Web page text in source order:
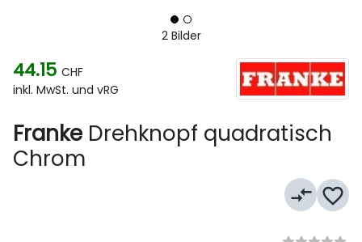
2 Bilder
44.15 CHF
inkl. MwSt. und vRG
Franke Drehknopf quadratisch
Chrom
compare_arrows favorite_border